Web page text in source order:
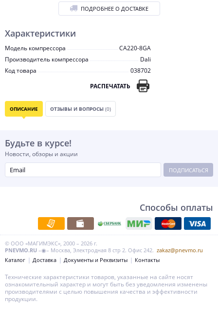
Характеристики
Модель компрессора
CA220-8GA
Производитель компрессора
Dali
Код товара
038702
РАСПЕЧАТАТЬ
ПОДРОБНЕЕ О ДОСТАВКЕ
ОПИСАНИЕ ОТЗЫВЫ И ВОПРОСЫ (0)
Будьте в курсе!
Новости, обзоры и акции
ПОДПИСАТЬСЯ
Способы оплаты
© ООО «МАГИМЭКС», 2000 – 2026 г.
PNEVMO.RU –◉– Москва, Электродная 8 стр 2. Офис 242. zakaz@pnevmo.ru
Каталог
Доставка Документы и Реквизиты Контакты
Технические характеристики товаров, указанные на сайте носят
ознакомительный характер и могут быть без уведомления изменены
производителями с целью повышения качества и эффективности
продукции.